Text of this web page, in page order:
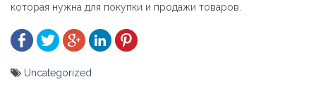
которая нужна для покупки и продажи товаров.
Uncategorized